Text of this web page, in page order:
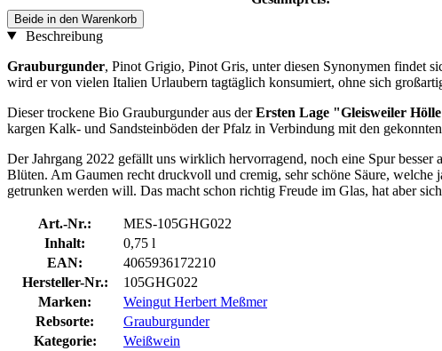
Beide in den Warenkorb
Beschreibung
Grauburgunder, Pinot Grigio, Pinot Gris, unter diesen Synonymen findet
wird er von vielen Italien Urlaubern tagtäglich konsumiert, ohne sich
Dieser trockene Bio Grauburgunder aus derErsten Lage "Gleisweiler
kargen Kalk- und Sandsteinböden der Pfalz in Verbindung mit den
Der Jahrgang 2022 gefällt uns wirklich hervorragend, noch eine Spur
Blüten. Am Gaumen recht druckvoll und cremig, sehr schöne Säure,
getrunken werden will. Das macht schon richtig Freude im Glas, hat aber
Art.-Nr.:
MES-105GHG022
Inhalt:
0,75 l
EAN:
4065936172210
Hersteller-Nr.:
105GHG022
Marken:
Weingut Herbert Meßmer
Rebsorte:
Grauburgunder
Kategorie:
Weißwein